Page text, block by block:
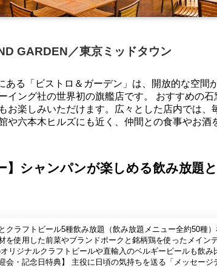
GARDEN／東京ミッドタウン
る「ビストロ＆ガーデン」は、開放的な空間
イング社の世界初の旗艦店です。 おすすめの
お楽しみいただけます。広々とした店内では、
や六本木ヒルズにも近く、仲間との食事やお酒
】シャンパンが楽しめる飲み放題
クラフトビール5種飲み放題（飲み放題メニュー全約50種
を使用した前菜やブランドポークと銘柄鶏を使ったメイン
リジナルクラフトビールや直輸入のベルギービールも飲み
会・記念日特典】 主役に日頃の気持ちを送る「メッセージ